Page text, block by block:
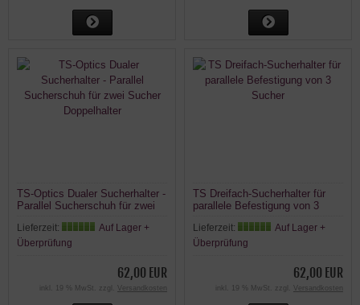
TS-Optics Dualer Sucherhalter -
Parallel Sucherschuh für zwei
Lieferzeit:
Auf Lager +
Überprüfung
62,00 EUR
inkl. 19 % MwSt. zzgl. Versandkosten
TS Dreifach-Sucherhalter für
parallele Befestigung von 3
Lieferzeit:
Auf Lager +
Überprüfung
62,00 EUR
inkl. 19 % MwSt. zzgl. Versandkosten